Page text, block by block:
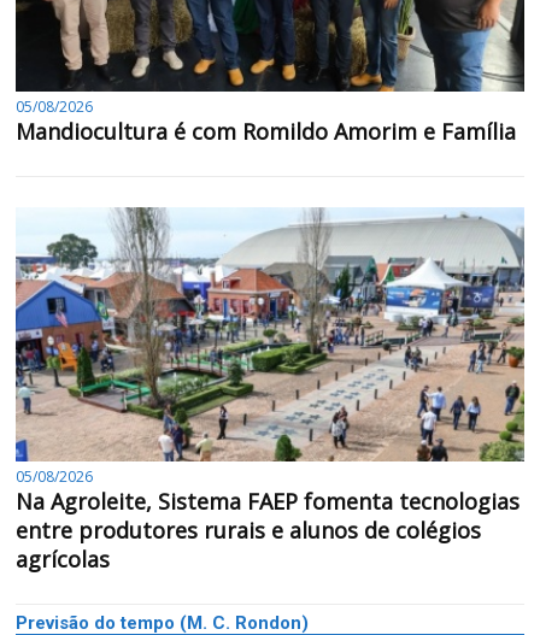
05/08/2026
Mandiocultura é com Romildo Amorim e Família
05/08/2026
Na Agroleite, Sistema FAEP fomenta tecnologias
entre produtores rurais e alunos de colégios
agrícolas
Previsão do tempo (M. C. Rondon)